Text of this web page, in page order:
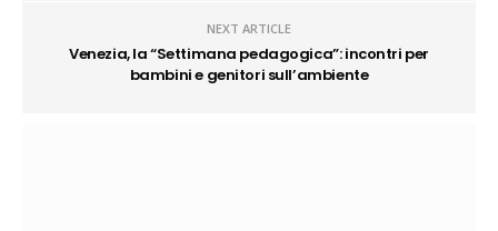
NEXT ARTICLE
Venezia, la “Settimana pedagogica”: incontri per
bambini e genitori sull’ambiente